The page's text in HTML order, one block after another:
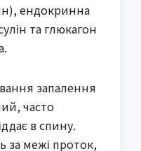
ендокринна
та глюкагон
запалення
часто
в спину.
за межі проток,